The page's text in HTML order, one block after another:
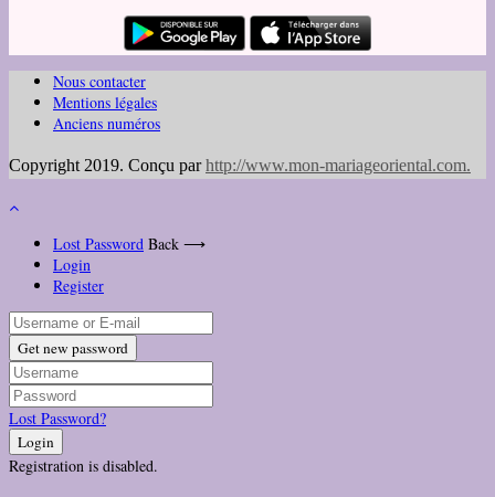
Nous contacter
Mentions légales
Anciens numéros
Copyright 2019. Conçu parhttp://www.mon-mariageoriental.com.
Lost Password Back ⟶
Login
Register
Get new password
Lost Password?
Login
Registration is disabled.